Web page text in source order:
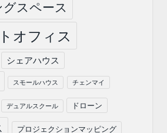
スペース
オフィス
シェアハウス
スモールハウス チェンマイ
デュアルスクール ドローン
プロジェクションマッピング